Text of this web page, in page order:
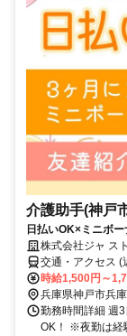
介護助手(神戸
日払いOK×ミニボ
株式会社ジャ ス
交通・アクセス (
時給1,500円～
兵庫県神戸市兵
勤務時間詳細 週
OK！ ※夜勤は経